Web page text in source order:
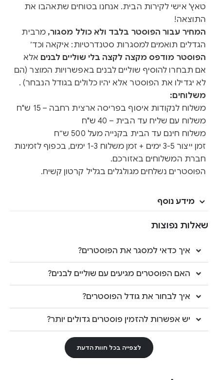
טאץ' אישי לקירות הבית. אנחנו בטוחים שתאהבו את
התוצאה!
המחיר עבור הפוסטר בלבד ולא כולל מסגור, מרבית
הגדלים תואמים למסגרות סטנדרטיות: איקאה וכד׳
הפוסטר מודפס מקצה לקצה בלי שוליים לבנים אלא
אם תבחרו להוסיף שוליים לבנים באפשרויות המוצר (הם
לא יגדילו את הפוסטר אלא יהיו כלולים בגודל הנבחר) .
משלוחים:
משלוח לנקודות איסוף בפריסה ארצית רחבה – 15 ש"ח
משלוח עם שליח עד הבית – 40 ש"ח
משלוח חינם עד הבית בקנייה מעל 500 ש״ח
זמן ייצור 3-5 ימים + זמן משלוח 1-3 ימים, בכפוף לזמינות
חברת המשלוחים באזורכם.
הפוסטרים נשלחים מגולגלים בגליל קרטון קשיח.
מידע נוסף
שאלות נפוצות
איך כדאי למסגר את הפוסטרים?
האם הפוסטרים מגיעים עם שוליים לבנים?
איך לבחור את גודל הפוסטרים?
יש אפשרות להזמין פוסטרים גדולים יותר?
לצפייה בכל חוות הדעת